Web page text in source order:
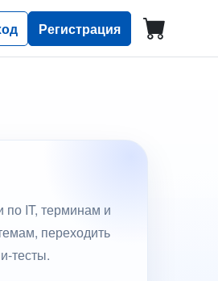
Регистрация
по IT, терминам и
переходить
тесты.